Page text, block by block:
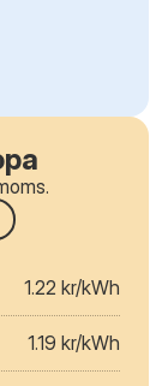
1.22 kr/kWh
1.19 kr/kWh